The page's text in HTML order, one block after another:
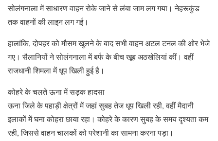
सोलंगनाला में साधारण वाहन रोके जाने से लंबा जाम लग गया। नेहरूकुंड
तक वाहनों की लाइन लग गई।
हालांकि, दोपहर को मौसम खुलने के बाद सभी वाहन अटल टनल की ओर भेजे
गए। सैलानियों ने सोलंगनाला में बर्फ के बीच खूब अठखेलियां कीं। वहीं
राजधानी शिमला में धूप खिली हुई है।
कोहरे के चलते ऊना में सड़क हादसा
ऊना जिले के पहाड़ी क्षेत्रों में जहां सुबह तेज धूप खिली रही, वहीं मैदानी
इलाकों में घना कोहरा छाया रहा। कोहरे के कारण सुबह के समय दृश्यता कम
रही, जिससे वाहन चालकों को परेशानी का सामना करना पड़ा।